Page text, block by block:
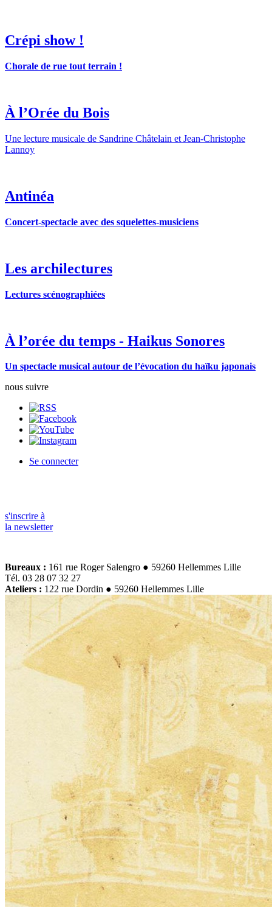
Crépi show !
Chorale de rue tout terrain !
À l’Orée du Bois
Une lecture musicale de Sandrine Châtelain et Jean-Christophe
Lannoy
Antinéa
Concert-spectacle avec des squelettes-musiciens
Les archilectures
Lectures scénographiées
À l’orée du temps - Haikus Sonores
Un spectacle musical autour de l’évocation du haïku japonais
nous suivre
Se connecter
s'inscrire à
la newsletter
Bureaux : 161 rue Roger Salengro ● 59260 Hellemmes Lille
Tél. 03 28 07 32 27
Ateliers : 122 rue Dordin ● 59260 Hellemmes Lille